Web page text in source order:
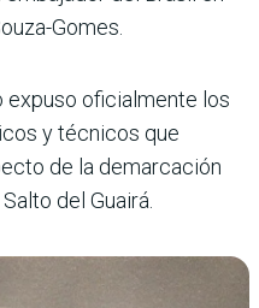
Gomes.
expuso oficialmente los
y técnicos que
de la demarcación
del Guairá.